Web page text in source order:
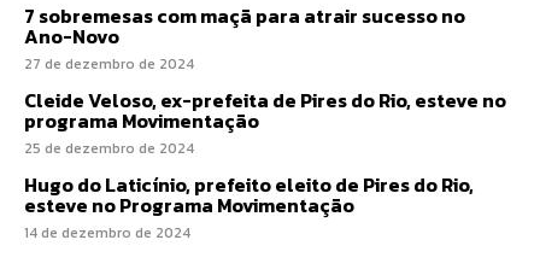
7 sobremesas com maçã para atrair sucesso no
Ano-Novo
27 de dezembro de 2024
Cleide Veloso, ex-prefeita de Pires do Rio, esteve no
programa Movimentação
25 de dezembro de 2024
Hugo do Laticínio, prefeito eleito de Pires do Rio,
esteve no Programa Movimentação
14 de dezembro de 2024